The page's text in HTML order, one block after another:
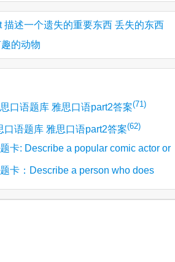
述一个遗失的重要东西 丢失的东西
的动物
口语题库 雅思口语part2答案(71)
口语题库 雅思口语part2答案(62)
卡: Describe a popular comic actor or
描述一个喜剧演员(13)
卡：Describe a person who does
protect the environment 环保人士/帮助